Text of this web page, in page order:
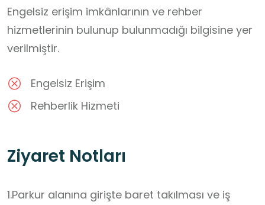
Engelsiz erişim imkânlarının ve rehber
hizmetlerinin bulunup bulunmadığı bilgisine yer
verilmiştir.
Engelsiz Erişim
Rehberlik Hizmeti
Ziyaret Notları
1.Parkur alanına girişte baret takılması ve iş